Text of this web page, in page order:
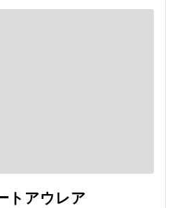
トアウレア